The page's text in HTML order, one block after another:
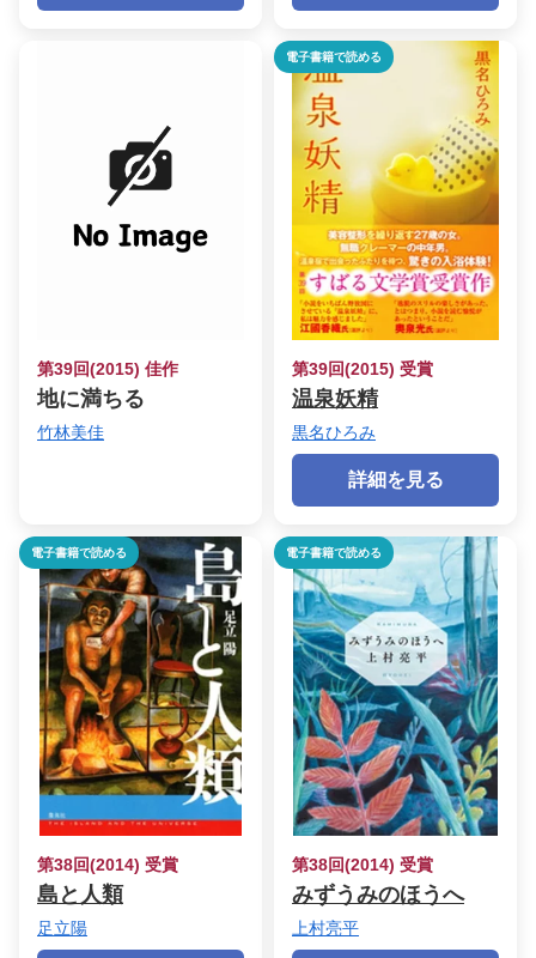
第39回(2015) 佳作
地に満ちる
竹林美佳
電子書籍で読める
第39回(2015) 受賞
温泉妖精
黒名ひろみ
詳細を見る
電子書籍で読める
第38回(2014) 受賞
島と人類
足立陽
電子書籍で読める
第38回(2014) 受賞
みずうみのほうへ
上村亮平